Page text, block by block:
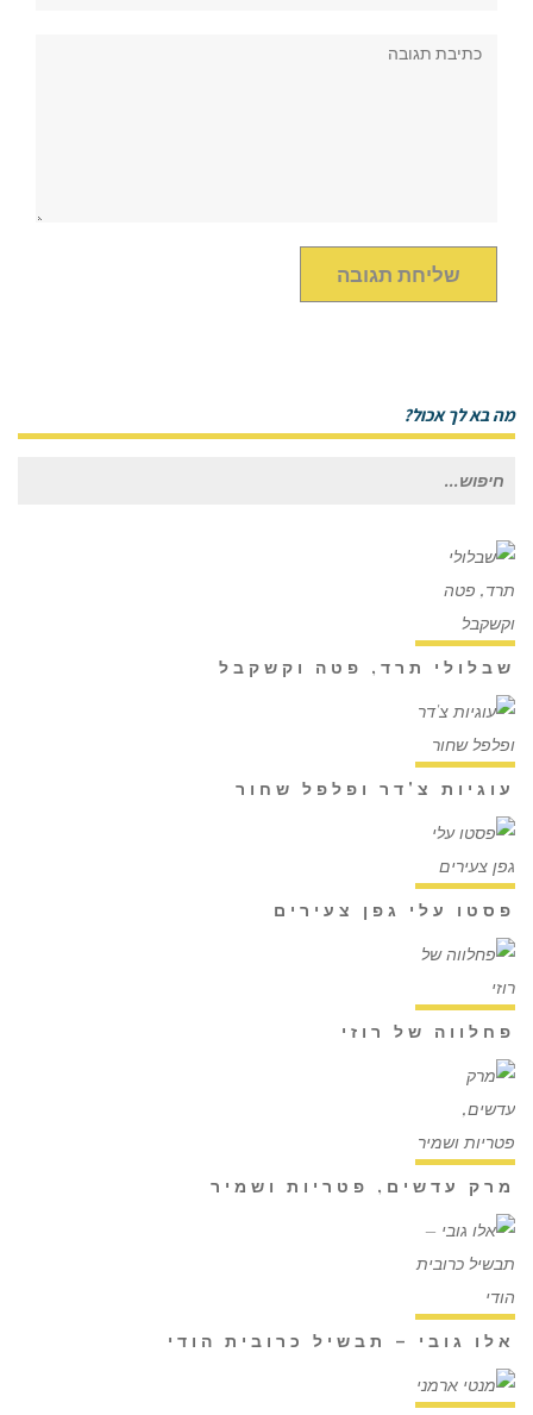
מה בא לך אכול?
שבלולי תרד, פטה וקשקבל
עוגיות צ'דר ופלפל שחור
פסטו עלי גפן צעירים
פחלווה של רוזי
מרק עדשים, פטריות ושמיר
אלו גובי – תבשיל כרובית הודי